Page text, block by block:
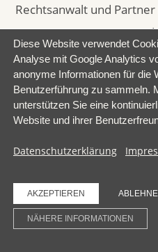
Rechtsanwalt und
am 13.09.2023 von
Starlinger feierlich das
Verdienste um die
langjährige
Tätigkeit im Ausschuss
Rechtsanwaltskammer
gratulieren den
Weiterlesen
Diese Website verwendet
Analyse mit Google Analytics
anonyme Informationen für die
Benutzerführung zu sammeln.
unterstützen Sie eine
Website und ihrer
Datenschutzerklärung
AKZEPTIEREN
NÄHERE INFORMATIONEN